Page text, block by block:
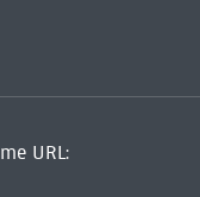
URL: